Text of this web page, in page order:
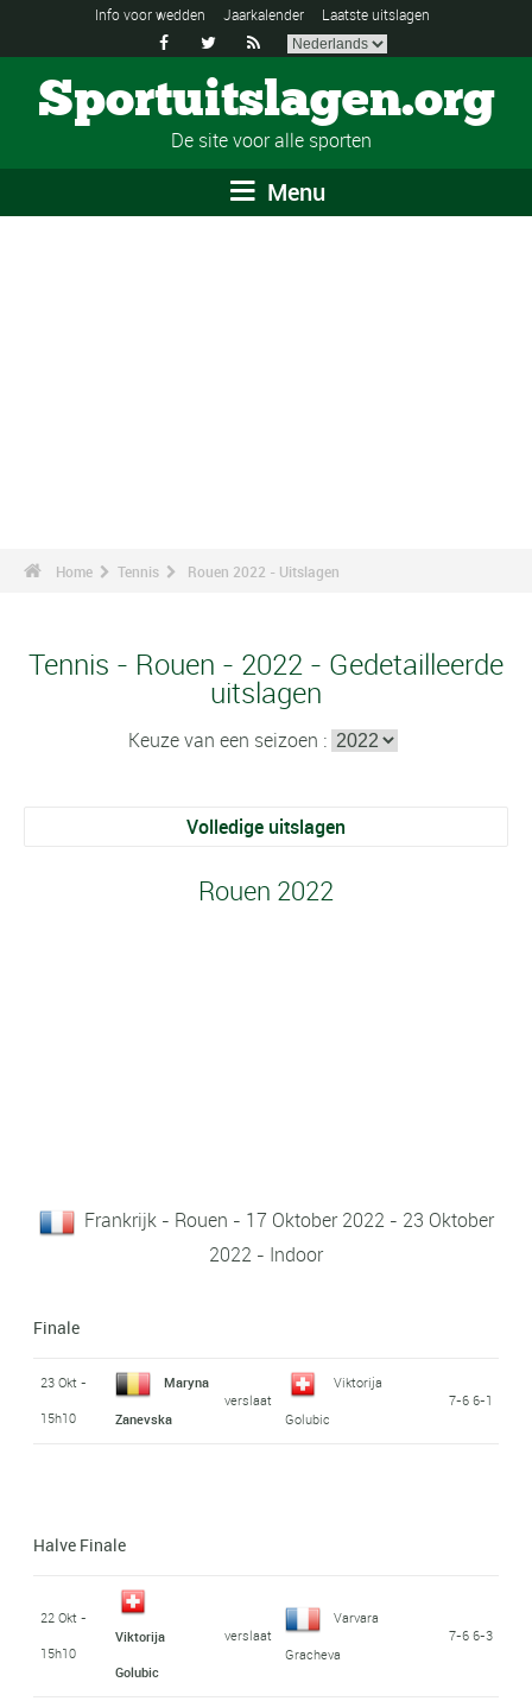
Info voor wedden Jaarkalender Laatste uitslagen
  
Sportuitslagen.org
De site voor alle sporten
Menu
Home Tennis Rouen 2022 - Uitslagen
Tennis - Rouen - 2022 - Gedetailleerde
uitslagen
Keuze van een seizoen :
Volledige uitslagen
Rouen 2022
Frankrijk - Rouen - 17 Oktober 2022 - 23 Oktober
2022 - Indoor
Finale
23 Okt -
15h10
Maryna
Zanevska
verslaat
Viktorija
Golubic
7-6 6-1
Halve Finale
22 Okt -
15h10
Viktorija
Golubic
verslaat
Varvara
Gracheva
7-6 6-3